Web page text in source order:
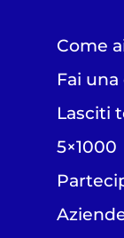
Come
Fai
Lasciti
5×1000